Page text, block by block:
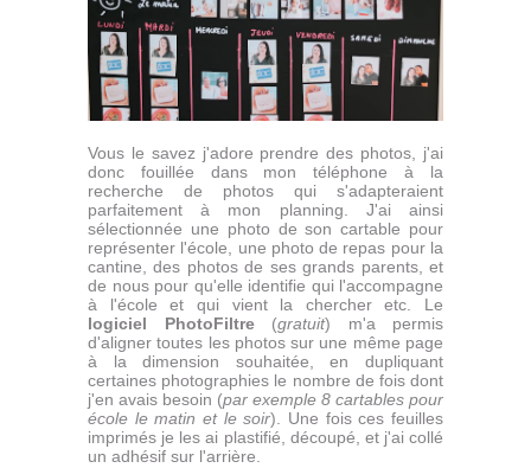
Vous le savez j'adore prendre des photos, j'ai
donc fouillée dans mon téléphone à la
recherche de photos qui s'adapteraient
parfaitement à mon planning. J'ai ainsi
sélectionnée une photo de son cartable pour
représenter l'école, une photo de repas pour la
cantine, des photos de ses grands parents, et
de nous pour qu'elle identifie qui l'accompagne
à l'école et qui vient la chercher etc. Le
logiciel PhotoFiltre(gratuit) m'a permis
d'aligner toutes les photos sur une même page
à la dimension souhaitée, en dupliquant
certaines photographies le nombre de fois dont
j'en avais besoin (par exemple 8 cartables pour
école le matin et le soir). Une fois ces feuilles
imprimés je les ai plastifié, découpé, et j'ai collé
un adhésif sur l'arrière.